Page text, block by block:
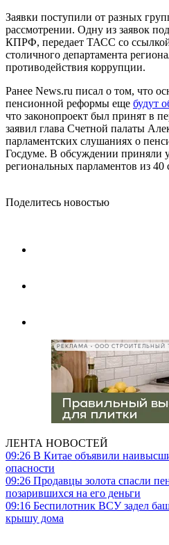
Заявки поступили от разных
рассмотрении. Одну из заявок
КПРФ, передает ТАСС со
столичного департамента
противодействия коррупции.
Ранее News.ru писал о том, что
пенсионной реформы еще будут
что законопроект был принят в
заявил глава Счетной палаты
парламентских слушаниях о
Госдуме. В обсуждении приняли
региональных парламентов из 40
Поделитесь новостью
ЛЕНТА НОВОСТЕЙ
09:26 В Китае объявили
опасности
09:26 Продавцы золота спасли
позарившихся на его деньги
09:16 Беспилотник ВСУ задел
крышу дома